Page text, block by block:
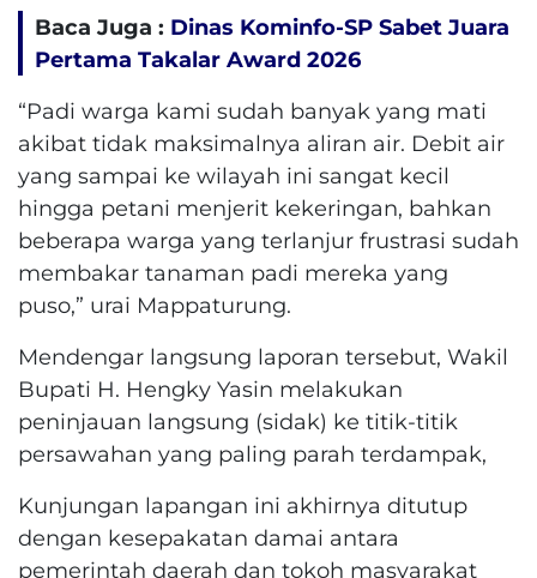
Baca Juga : Dinas Kominfo-SP Sabet Juara
Pertama Takalar Award 2026
“Padi warga kami sudah banyak yang mati
akibat tidak maksimalnya aliran air. Debit air
yang sampai ke wilayah ini sangat kecil
hingga petani menjerit kekeringan, bahkan
beberapa warga yang terlanjur frustrasi sudah
membakar tanaman padi mereka yang
puso,” urai Mappaturung.
Mendengar langsung laporan tersebut, Wakil
Bupati H. Hengky Yasin melakukan
peninjauan langsung (sidak) ke titik-titik
persawahan yang paling parah terdampak,
Kunjungan lapangan ini akhirnya ditutup
dengan kesepakatan damai antara
pemerintah daerah dan tokoh masyarakat